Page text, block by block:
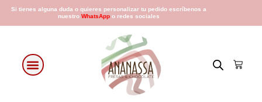
al
Si tienes alguna duda o quieres personalizar tu pedido escríbenos a
nuestroWhatsApp o redes sociales
Cart